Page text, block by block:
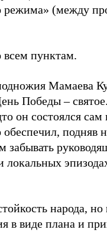
режима» (между
всем пунктам.
Мамаева
Победы –
он состоялся сам
подняв
локальных
народа, но
в виде плана и